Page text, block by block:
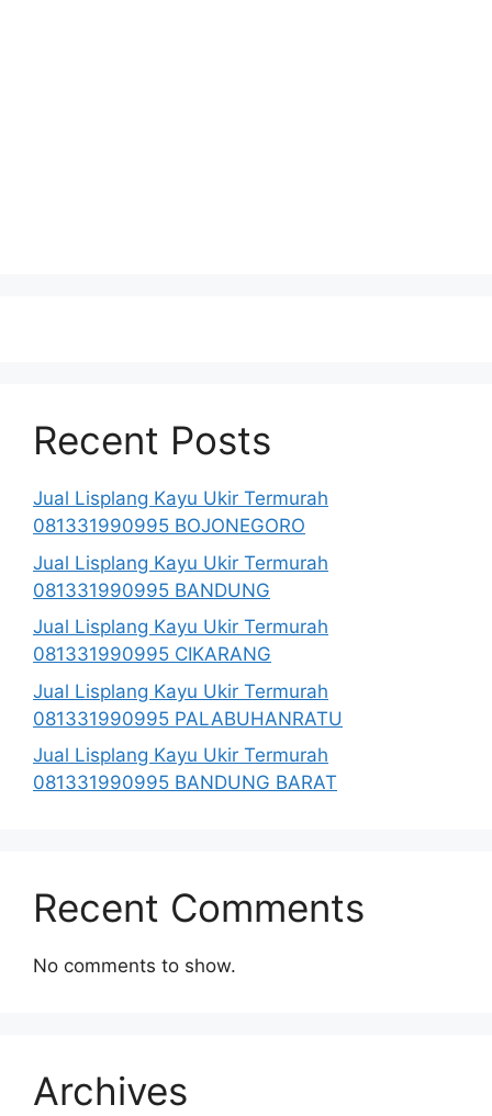
Recent Posts
Jual Lisplang Kayu Ukir Termurah
081331990995 BOJONEGORO
Jual Lisplang Kayu Ukir Termurah
081331990995 BANDUNG
Jual Lisplang Kayu Ukir Termurah
081331990995 CIKARANG
Jual Lisplang Kayu Ukir Termurah
081331990995 PALABUHANRATU
Jual Lisplang Kayu Ukir Termurah
081331990995 BANDUNG BARAT
Recent Comments
No comments to show.
Archives